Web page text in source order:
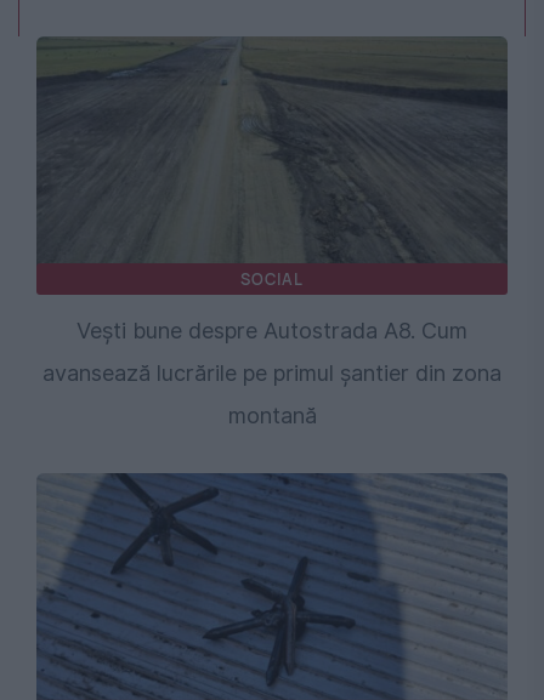
SOCIAL
Vești bune despre Autostrada A8. Cum
avansează lucrările pe primul șantier din zona
montană